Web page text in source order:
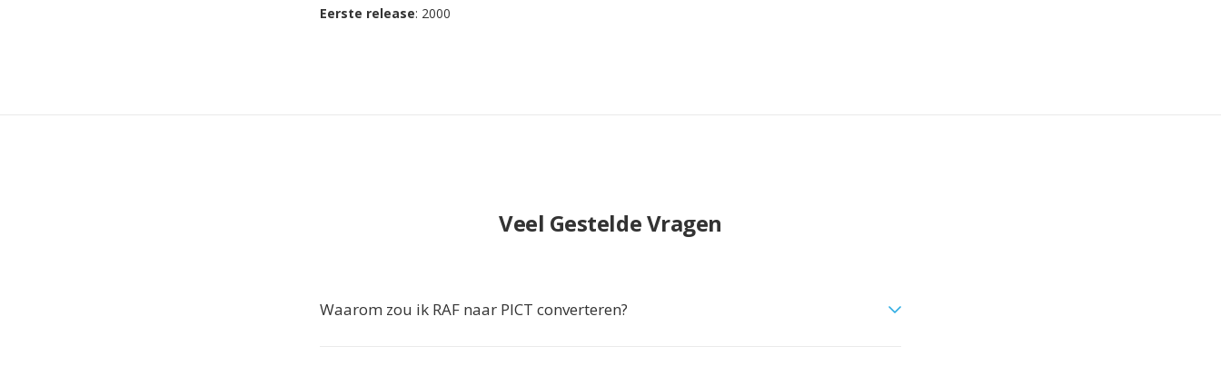
Eerste release: 2000
Veel Gestelde Vragen
Waarom zou ik RAF naar PICT converteren?